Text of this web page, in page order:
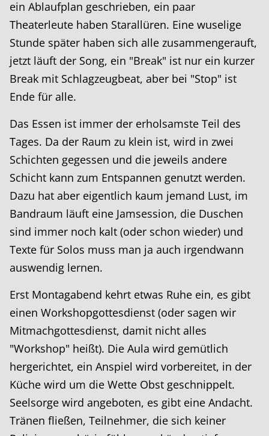
ein Ablaufplan geschrieben, ein paar
Theaterleute haben Starallüren. Eine wuselige
Stunde später haben sich alle zusammengerauft,
jetzt läuft der Song, ein "Break" ist nur ein kurzer
Break mit Schlagzeugbeat, aber bei "Stop" ist
Ende für alle.
Das Essen ist immer der erholsamste Teil des
Tages. Da der Raum zu klein ist, wird in zwei
Schichten gegessen und die jeweils andere
Schicht kann zum Entspannen genutzt werden.
Dazu hat aber eigentlich kaum jemand Lust, im
Bandraum läuft eine Jamsession, die Duschen
sind immer noch kalt (oder schon wieder) und
Texte für Solos muss man ja auch irgendwann
auswendig lernen.
Erst Montagabend kehrt etwas Ruhe ein, es gibt
einen Workshopgottesdienst (oder sagen wir
Mitmachgottesdienst, damit nicht alles
"Workshop" heißt). Die Aula wird gemütlich
hergerichtet, ein Anspiel wird vorbereitet, in der
Küche wird um die Wette Obst geschnippelt.
Seelsorge wird angeboten, es gibt eine Andacht.
Tränen fließen, Teilnehmer, die sich keiner